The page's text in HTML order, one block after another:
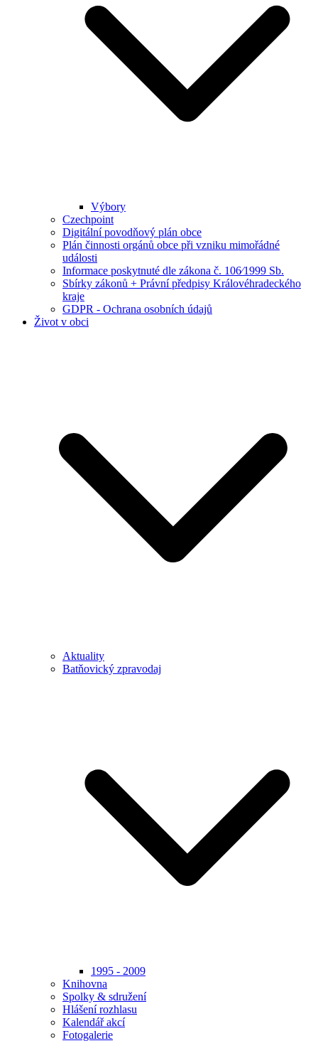
Výbory
Czechpoint
Digitální povodňový plán obce
Plán činnosti orgánů obce při vzniku mimořádné
události
Informace poskytnuté dle zákona č. 106⁄1999 Sb.
Sbírky zákonů + Právní předpisy Královéhradeckého
kraje
GDPR - Ochrana osobních údajů
Život v obci
Aktuality
Batňovický zpravodaj
1995 - 2009
Knihovna
Spolky & sdružení
Hlášení rozhlasu
Kalendář akcí
Fotogalerie